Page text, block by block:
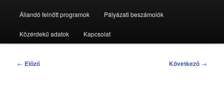
Állandó felnőtt programok Pályázati beszámolók
Közérdekű adatok Kapcsolat
Bejegyzés
← Előző Következő →